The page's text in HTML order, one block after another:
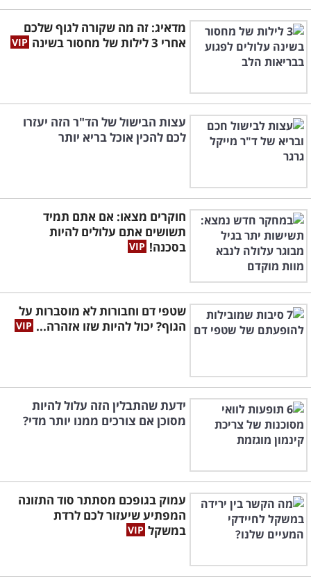
מדאיג: זה מה שקורה לגוף שלכם
אחרי 3 לילות של מחסור בשינה
עצות הבישול של הד"ר הזה יעזרו
לכם להכין אוכל בריא יותר
חוקרים מצאו: אם אתם תמיד
תשושים אתם עלולים להיות
בסכנה!
שטפי דם וחבורות לא מוסברות על
הגוף? יכול להיות שזו אזהרה...
ידעת שהתבלין הזה עלול להיות
מסוכן אם צורכים ממנו יותר מדי?
עמוק בגופכם מסתתר סוד התזונה
המפתיע שיעזור לכם לרדת
במשקל